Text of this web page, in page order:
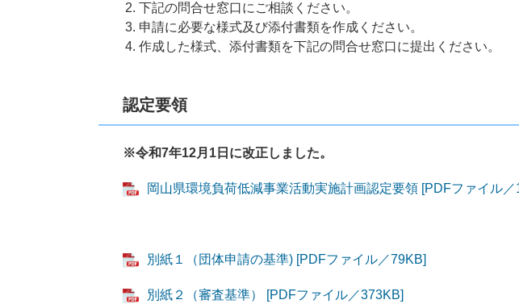
下記の問合せ窓口にご相談ください。
申請に必要な様式及び添付書類を作成ください。
作成した様式、添付書類を下記の問合せ窓口に提出ください。
認定要領
※令和7年12月1日に改正しました。
岡山県環境負荷低減事業活動実施計画認定要領 [PDFファイル／
別紙１（団体申請の基準) [PDFファイル／79KB]
別紙２（審査基準） [PDFファイル／373KB]